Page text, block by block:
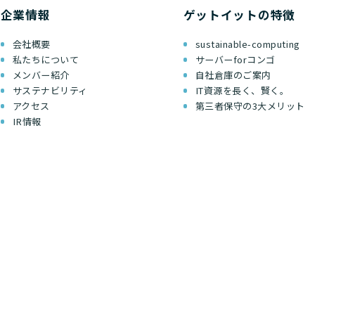
企業情報
会社概要
私たちについて
メンバー紹介
サステナビリティ
アクセス
IR情報
ゲットイットの特徴
sustainable-computing
サーバーforコンゴ
自社倉庫のご案内
IT資源を長く、賢く。
第三者保守の3大メリット